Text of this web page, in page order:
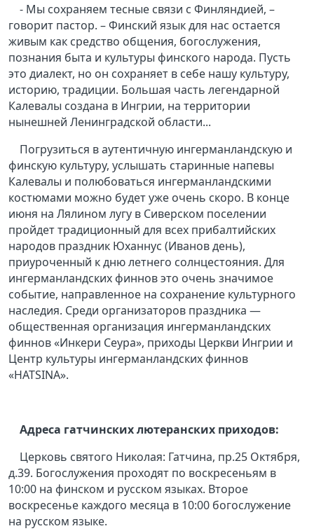
- Мы сохраняем тесные связи с Финляндией, –
говорит пастор. – Финский язык для нас остается
живым как средство общения, богослужения,
познания быта и культуры финского народа. Пусть
это диалект, но он сохраняет в себе нашу культуру,
историю, традиции. Большая часть легендарной
Калевалы создана в Ингрии, на территории
нынешней Ленинградской области...
Погрузиться в аутентичную ингерманландскую и
финскую культуру, услышать старинные напевы
Калевалы и полюбоваться ингерманландскими
костюмами можно будет уже очень скоро. В конце
июня на Лялином лугу в Сиверском поселении
пройдет традиционный для всех прибалтийских
народов праздник Юханнус (Иванов день),
приуроченный к дню летнего солнцестояния. Для
ингерманландских финнов это очень значимое
событие, направленное на сохранение культурного
наследия. Среди организаторов праздника —
общественная организация ингерманландских
финнов «Инкери Сеура», приходы Церкви Ингрии и
Центр культуры ингерманландских финнов
«HATSINA».
Адреса гатчинских лютеранских приходов:
Церковь святого Николая: Гатчина, пр.25 Октября,
д.39. Богослужения проходят по воскресеньям в
10:00 на финском и русском языках. Второе
воскресенье каждого месяца в 10:00 богослужение
на русском языке.